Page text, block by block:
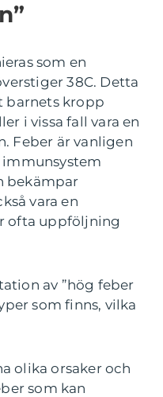
som en
38C. Detta
barnets kropp
i vissa fall vara en
Feber är vanligen
bekämpar
vara en
ofta uppföljning
av ”hög feber
som finns, vilka
olika orsaker och
som kan